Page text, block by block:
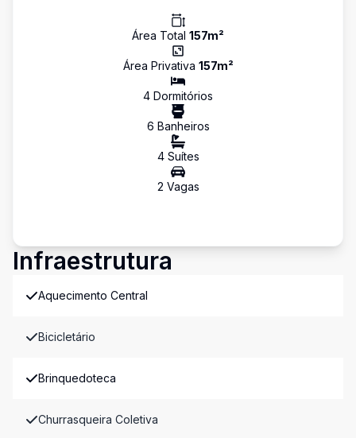
Área Total 157m²
Área Privativa 157m²
4 Dormitórios
6 Banheiros
4Suítes
2 Vagas
Infraestrutura
Aquecimento Central
Bicicletário
Brinquedoteca
Churrasqueira Coletiva